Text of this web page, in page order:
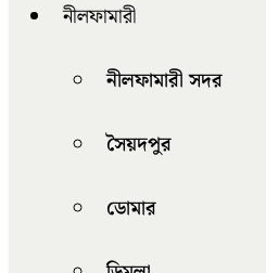
নীলফামারী
নীলফামারী সদর
সৈয়দপুর
ডোমার